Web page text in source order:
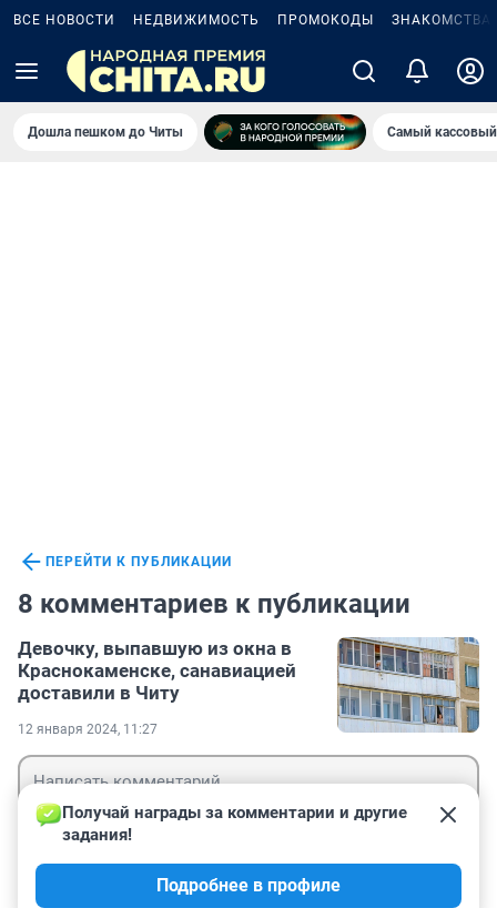
ВСЕ НОВОСТИ НЕДВИЖИМОСТЬ ПРОМОКОДЫ ЗНАКОМСТВА
Дошла пешком до Читы Самый
ПЕРЕЙТИ К ПУБЛИКАЦИИ
8 комментариев к публикации
Девочку, выпавшую из окна в
Краснокаменске, санавиацией
доставили в Читу
12 января 2024, 11:27
Получай награды за комментарии и другие
задания!
Подробнее в профиле